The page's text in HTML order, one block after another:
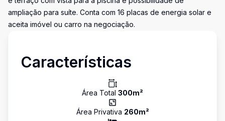
ampliação para suíte. Conta com 16 placas de energia solar e
aceita imóvel ou carro na negociação.
Características
Área Total 300m²
Área Privativa 260m²